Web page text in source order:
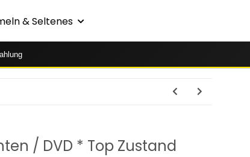
& Seltenes
/ DVD * Top Zustand